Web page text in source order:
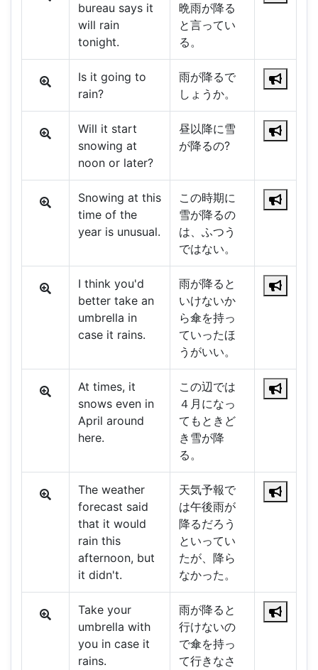
bureau says it
will rain
tonight.
晩雨が降る
と言ってい
る。
Is it going to
rain?
雨が降るで
しょうか。
Will it start
snowing at
noon or later?
昼以降に雪
が降るの?
Snowing at this
time of the
year is unusual.
この時期に
雪が降るの
は、ふつう
ではない。
I think you'd
better take an
umbrella in
case it rains.
雨が降ると
いけないか
ら傘を持っ
ていったほ
うがいい。
At times, it
snows even in
April around
here.
この辺では
４月になっ
てもときど
き雪が降
る。
The weather
forecast said
that it would
rain this
afternoon, but
it didn't.
天気予報で
は午後雨が
降るだろう
といってい
たが、降ら
なかった。
Take your
umbrella with
you in case it
rains.
雨が降ると
行けないの
で傘を持っ
て行きなさ